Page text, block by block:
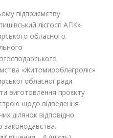
підприємству
лісгосп АПК»
обласного
«Житомироблагроліс»
обласної ради
виготовлення проєкту
щодо відведення
ділянок відповідно
законодавства.